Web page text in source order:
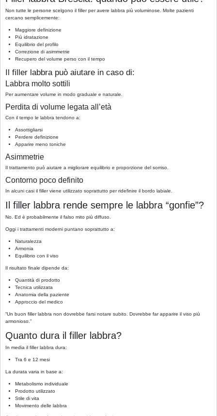
Non tutte le persone scelgono il filler per avere labbra più voluminose. Molte pazienti
cercano semplicemente:
Maggiore definizione
Più idratazione
Equilibrio del profilo
Correzione di asimmetrie
Recupero del volume perso con il tempo
Il filler labbra può aiutare in caso di:
Labbra molto sottili
Per aumentare volume in modo graduale e naturale.
Perdita di volume legata all’età
Con il tempo le labbra tendono a:
Assottigliarsi
Perdere definizione
Apparire meno toniche
Asimmetrie
Il trattamento può aiutare a migliorare equilibrio e proporzione del sorriso.
Contorno poco definito
In alcuni casi il filler viene utilizzato soprattutto per ridefinire il bordo labiale.
Il filler labbra rende sempre le labbra “gonfie”?
No. Ed è probabilmente il falso mito più diffuso.
Oggi i trattamenti moderni puntano soprattutto a:
Naturalezza
Armonia
Equilibrio con il viso
Il risultato finale dipende da:
Quantità di prodotto
Tecnica utilizzata
Anatomia della paziente
Approccio del medico
“Un buon filler labbra non dovrebbe farsi notare subito. Dovrebbe far apparire il viso più
armonioso.”
Quanto dura il filler labbra?
In media il filler labbra dura:
Tra 6 e 12 mesi
La durata varia in base a:
Metabolismo individuale
Prodotto utilizzato
Stile di vita
Movimento delle labbra